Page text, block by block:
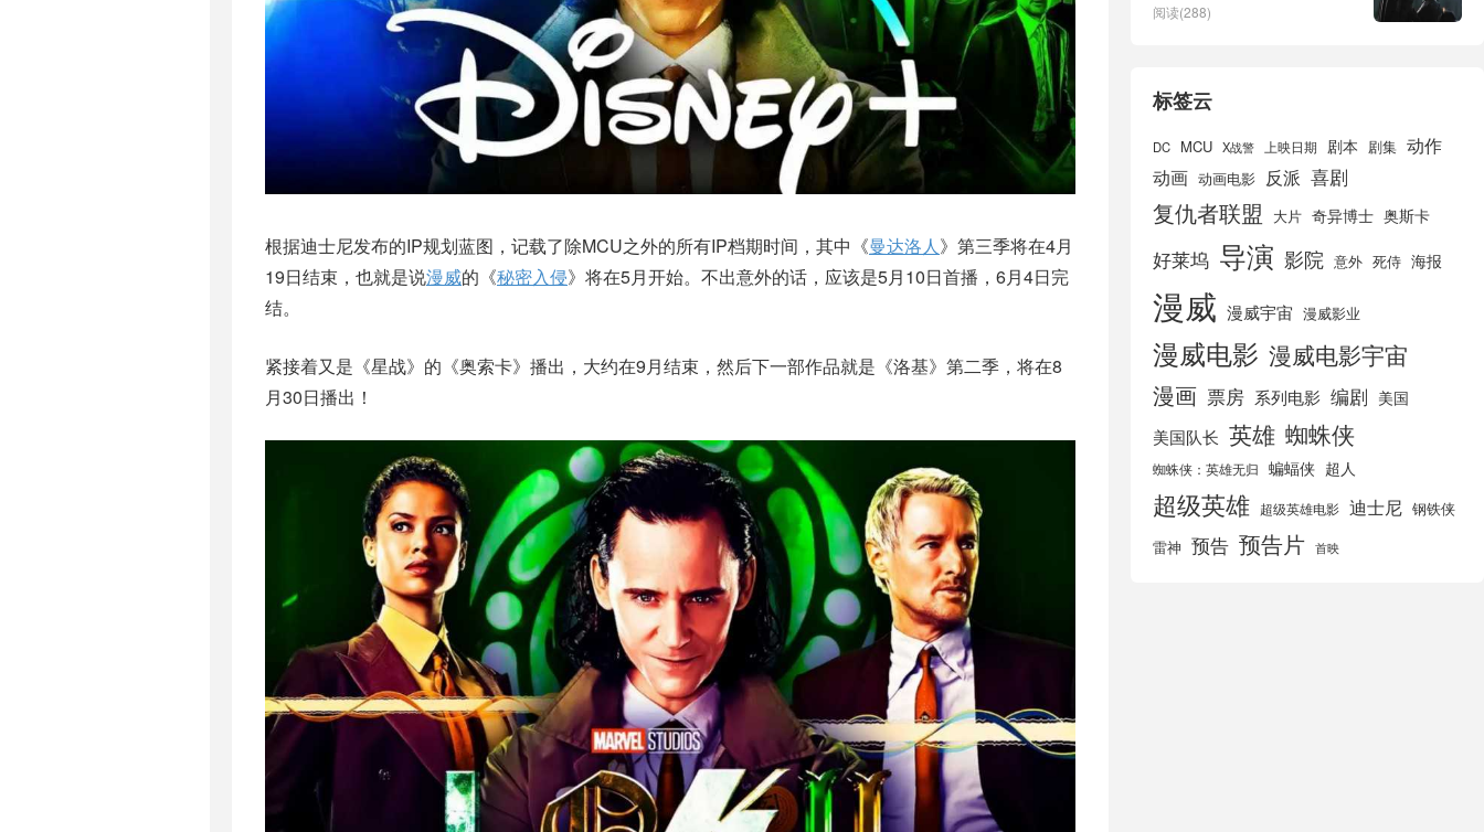
根据迪士尼发布的IP规划蓝图，记载了除MCU之外的所有IP档期时间，其中《曼达洛人》第三季将在4月
19日结束，也就是说漫威的《秘密入侵》将在5月开始。不出意外的话，应该是5月10日首播，6月4日完
结。
紧接着又是《星战》的《奥索卡》播出，大约在9月结束，然后下一部作品就是《洛基》第二季，将在8
月30日播出！
阅读(288)
标签云
DC MCU X战警 上映日期 剧本 剧集 动作
动画 动画电影 反派 喜剧
复仇者联盟 大片 奇异博士 奥斯卡
好莱坞 导演 影院 意外 死侍 海报
漫威 漫威宇宙 漫威影业
漫威电影 漫威电影宇宙
漫画 票房 系列电影 编剧 美国
美国队长 英雄 蜘蛛侠
蜘蛛侠：英雄无归 蝙蝠侠 超人
超级英雄 超级英雄电影 迪士尼 钢铁侠
雷神 预告 预告片 首映